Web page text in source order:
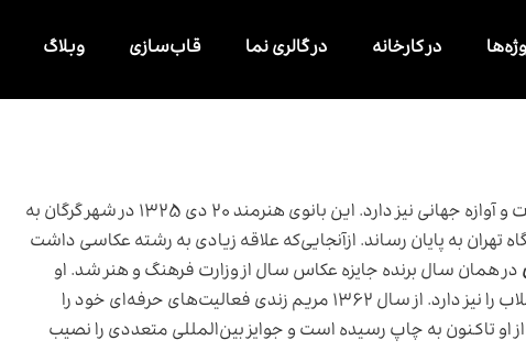
در کارخانه در گالری نما قاب‌سازی وبلاگ
بی‌شک یکی از معروف‌ترین عکاسان ایرانی است که شهرت و آوازه جهانی نیز دارد. این بانوی هنرمند ۲۰ دی ۱۳۲۵ در شهر گرگان به
به پایان رساند. ازآنجایی‌که علاقه زیادی به رشته عکاسی داشت
در همان سال برنده جایزه عکاس سال از وزارت فرهنگ و هنر شد. او
سابقه همکاری با رادیو و تلویزیون ملی ایران در سال‌های قبل از انقلاب را نیز دارد. از سال ۱۳۶۲ مریم زندی فعالیت‌های حرفه‌ای خود را
تاکنون به چاپ رسیده است و جوایز بین‌المللی متعددی را نصیب